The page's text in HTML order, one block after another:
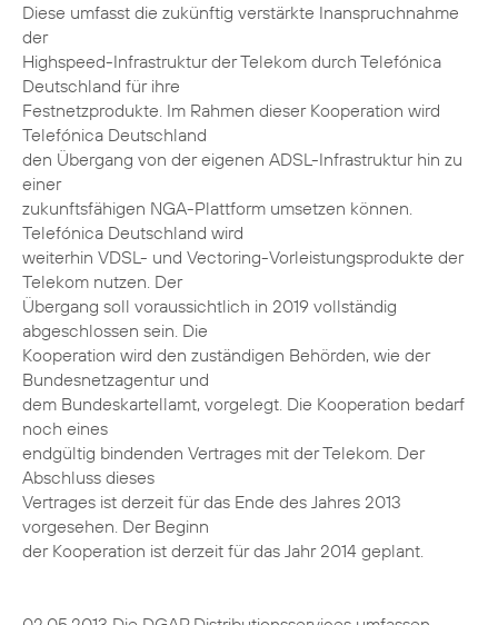
Diese umfasst die zukünftig verstärkte Inanspruchnahme
der
Highspeed-Infrastruktur der Telekom durch Telefónica
Deutschland für ihre
Festnetzprodukte. Im Rahmen dieser Kooperation wird
Telefónica Deutschland
den Übergang von der eigenen ADSL-Infrastruktur hin zu
einer
zukunftsfähigen NGA-Plattform umsetzen können.
Telefónica Deutschland wird
weiterhin VDSL- und Vectoring-Vorleistungsprodukte der
Telekom nutzen. Der
Übergang soll voraussichtlich in 2019 vollständig
abgeschlossen sein. Die
Kooperation wird den zuständigen Behörden, wie der
Bundesnetzagentur und
dem Bundeskartellamt, vorgelegt. Die Kooperation bedarf
noch eines
endgültig bindenden Vertrages mit der Telekom. Der
Abschluss dieses
Vertrages ist derzeit für das Ende des Jahres 2013
vorgesehen. Der Beginn
der Kooperation ist derzeit für das Jahr 2014 geplant.